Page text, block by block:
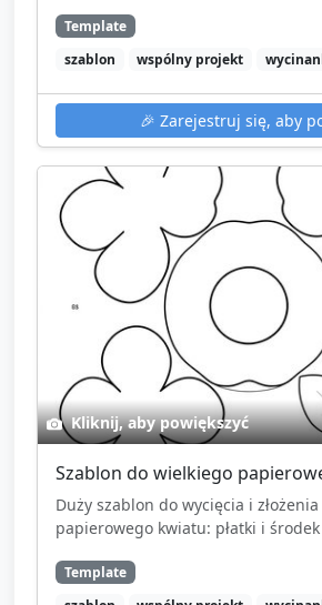
Template
szablon
wspólny projekt
🎉 Zarejestruj się, aby
Kliknij, aby powiększyć
Szablon do wielkiego
Duży szablon do wycięcia i
papierowego kwiatu: płatki i
Template